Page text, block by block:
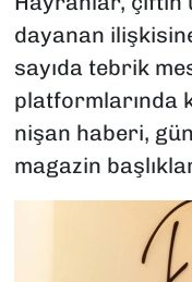
dayanan
sayıda tebrik
platformlarında
nişan haberi,
magazin